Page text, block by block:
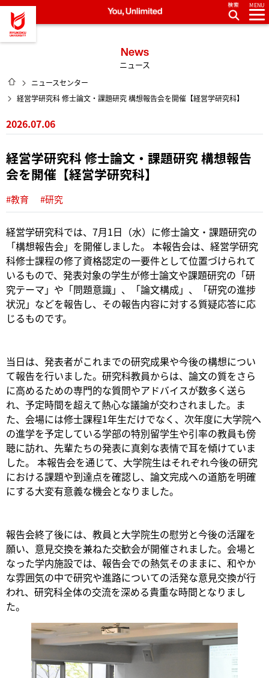
龍谷大学 You, Unlimited
MENU
News
ニュース
HOME
ニュースセンター
経営学研究科 修士論文・課題研究 構想報告会を開催【経営学研究科】
2026.07.06
経営学研究科 修士論文・課題研究 構想報告
会を開催【経営学研究科】
#教育 #研究
経営学研究科では、7月1日（水）に修士論文・課題研究の
「構想報告会」を開催しました。 本報告会は、経営学研究
科修士課程の修了資格認定の一要件として位置づけられて
いるもので、発表対象の学生が修士論文や課題研究の「研
究テーマ」や「問題意識」、「論文構成」、「研究の進捗
状況」などを報告し、その報告内容に対する質疑応答に応
じるものです。
当日は、発表者がこれまでの研究成果や今後の構想につい
て報告を行いました。研究科教員からは、論文の質をさら
に高めるための専門的な質問やアドバイスが数多く送ら
れ、予定時間を超えて熱心な議論が交わされました。ま
た、会場には修士課程1年生だけでなく、次年度に大学院へ
の進学を予定している学部の特別留学生や引率の教員も傍
聴に訪れ、先輩たちの発表に真剣な表情で耳を傾けていま
した。 本報告会を通じて、大学院生はそれぞれ今後の研究
における課題や到達点を確認し、論文完成への道筋を明確
にする大変有意義な機会となりました。
報告会終了後には、教員と大学院生の慰労と今後の活躍を
願い、意見交換を兼ねた交歓会が開催されました。会場と
なった学内施設では、報告会での熱気そのままに、和やか
な雰囲気の中で研究や進路についての活発な意見交換が行
われ、研究科全体の交流を深める貴重な時間となりまし
た。